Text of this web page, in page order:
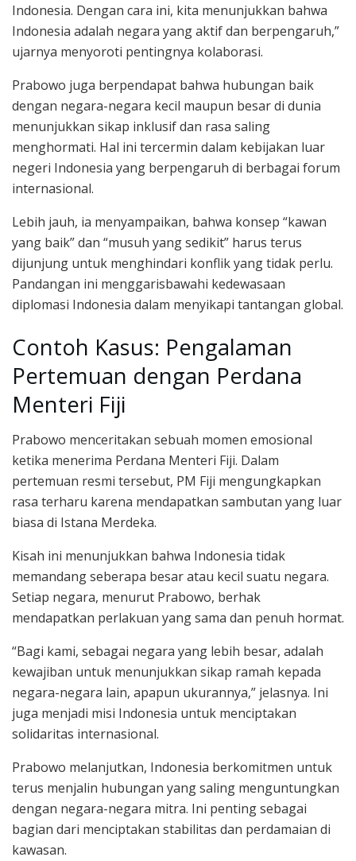
Indonesia. Dengan cara ini, kita menunjukkan bahwa
Indonesia adalah negara yang aktif dan berpengaruh,”
ujarnya menyoroti pentingnya kolaborasi.
Prabowo juga berpendapat bahwa hubungan baik
dengan negara-negara kecil maupun besar di dunia
menunjukkan sikap inklusif dan rasa saling
menghormati. Hal ini tercermin dalam kebijakan luar
negeri Indonesia yang berpengaruh di berbagai forum
internasional.
Lebih jauh, ia menyampaikan, bahwa konsep “kawan
yang baik” dan “musuh yang sedikit” harus terus
dijunjung untuk menghindari konflik yang tidak perlu.
Pandangan ini menggarisbawahi kedewasaan
diplomasi Indonesia dalam menyikapi tantangan global.
Contoh Kasus: Pengalaman
Pertemuan dengan Perdana
Menteri Fiji
Prabowo menceritakan sebuah momen emosional
ketika menerima Perdana Menteri Fiji. Dalam
pertemuan resmi tersebut, PM Fiji mengungkapkan
rasa terharu karena mendapatkan sambutan yang luar
biasa di Istana Merdeka.
Kisah ini menunjukkan bahwa Indonesia tidak
memandang seberapa besar atau kecil suatu negara.
Setiap negara, menurut Prabowo, berhak
mendapatkan perlakuan yang sama dan penuh hormat.
“Bagi kami, sebagai negara yang lebih besar, adalah
kewajiban untuk menunjukkan sikap ramah kepada
negara-negara lain, apapun ukurannya,” jelasnya. Ini
juga menjadi misi Indonesia untuk menciptakan
solidaritas internasional.
Prabowo melanjutkan, Indonesia berkomitmen untuk
terus menjalin hubungan yang saling menguntungkan
dengan negara-negara mitra. Ini penting sebagai
bagian dari menciptakan stabilitas dan perdamaian di
kawasan.